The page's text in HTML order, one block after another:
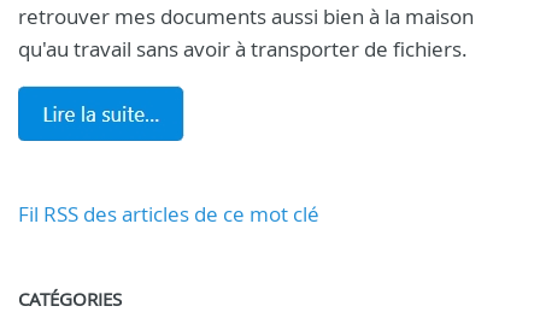
retrouver mes documents aussi bien à la maison
qu'au travail sans avoir à transporter de fichiers.
Fil RSS des articles de ce mot clé
CATÉGORIES